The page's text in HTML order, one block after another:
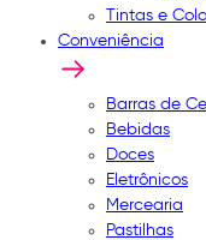
Tintas e
Conveniência
Barras de
Bebidas
Doces
Eletrônicos
Mercearia
Pastilhas